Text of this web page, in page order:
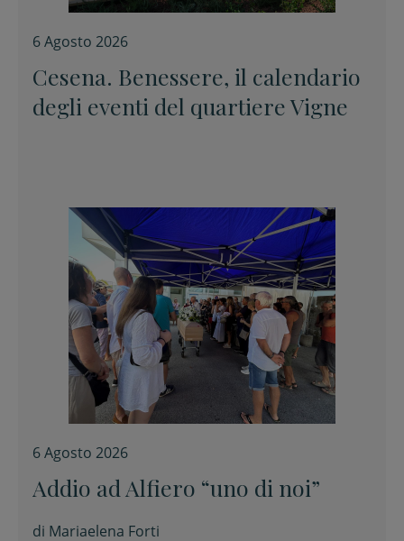
6 Agosto 2026
Cesena. Benessere, il calendario
degli eventi del quartiere Vigne
6 Agosto 2026
Addio ad Alfiero “uno di noi”
di Mariaelena Forti